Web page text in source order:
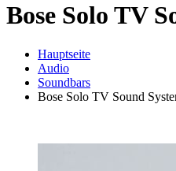
Bose Solo TV
Hauptseite
Audio
Soundbars
Bose Solo TV Sound